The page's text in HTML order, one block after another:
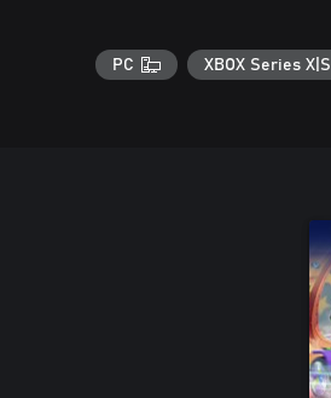
XBOX Series X|S
PC